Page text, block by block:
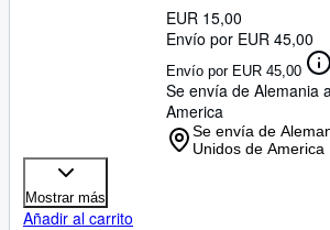
EUR 15,00
Envío por EUR 45,00
Envío por EUR 45,00
Se envía de Alemania
America
Se envía de
Unidos de America
Mostrar más
Añadir al carrito